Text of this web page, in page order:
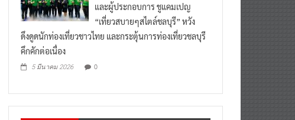
และผู้ประกอบการ ชูแคมเปญ
“เที่ยวสบายๆสไตล์ชลบุรี” หวัง
ดึงดูดนักท่องเที่ยวชาวไทย และกระตุ้นการท่องเที่ยวชลบุรี
คึกคักต่อเนื่อง
5 มีนาคม 2026 0